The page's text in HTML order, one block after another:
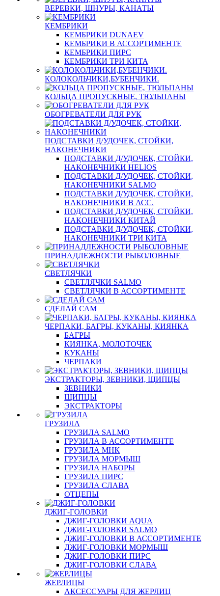
ВЕРЕВКИ, ШНУРЫ, КАНАТЫ
КЕМБРИКИ
КЕМБРИКИ DUNAEV
КЕМБРИКИ В АССОРТИМЕНТЕ
КЕМБРИКИ ПИРС
КЕМБРИКИ ТРИ КИТА
КОЛОКОЛЬЧИКИ,БУБЕНЧИКИ.
КОЛЬЦА ПРОПУСКНЫЕ, ТЮЛЬПАНЫ
ОБОГРЕВАТЕЛИ ДЛЯ РУК
ПОДСТАВКИ Д/УДОЧЕК, СТОЙКИ,
НАКОНЕЧНИКИ
ПОДСТАВКИ Д/УДОЧЕК, СТОЙКИ,
НАКОНЕЧНИКИ HELIOS
ПОДСТАВКИ Д/УДОЧЕК, СТОЙКИ,
НАКОНЕЧНИКИ SALMO
ПОДСТАВКИ Д/УДОЧЕК, СТОЙКИ,
НАКОНЕЧНИКИ В АСС.
ПОДСТАВКИ Д/УДОЧЕК, СТОЙКИ,
НАКОНЕЧНИКИ КИТАЙ
ПОДСТАВКИ Д/УДОЧЕК, СТОЙКИ,
НАКОНЕЧНИКИ ТРИ КИТА
ПРИНАДЛЕЖНОСТИ РЫБОЛОВНЫЕ
СВЕТЛЯЧКИ
СВЕТЛЯЧКИ SALMO
СВЕТЛЯЧКИ В АССОРТИМЕНТЕ
СДЕЛАЙ САМ
ЧЕРПАКИ, БАГРЫ, КУКАНЫ, КИЯНКА
БАГРЫ
КИЯНКА, МОЛОТОЧЕК
КУКАНЫ
ЧЕРПАКИ
ЭКСТРАКТОРЫ, ЗЕВНИКИ, ЩИПЦЫ
ЗЕВНИКИ
ЩИПЦЫ
ЭКСТРАКТОРЫ
ГРУЗИЛА
ГРУЗИЛА SALMO
ГРУЗИЛА В АССОРТИМЕНТЕ
ГРУЗИЛА МНК
ГРУЗИЛА МОРМЫШ
ГРУЗИЛА НАБОРЫ
ГРУЗИЛА ПИРС
ГРУЗИЛА СЛАВА
ОТЦЕПЫ
ДЖИГ-ГОЛОВКИ
ДЖИГ-ГОЛОВКИ AQUA
ДЖИГ-ГОЛОВКИ SALMO
ДЖИГ-ГОЛОВКИ В АССОРТИМЕНТЕ
ДЖИГ-ГОЛОВКИ МОРМЫШ
ДЖИГ-ГОЛОВКИ ПИРС
ДЖИГ-ГОЛОВКИ СЛАВА
ЖЕРЛИЦЫ
АКСЕССУАРЫ ДЛЯ ЖЕРЛИЦ